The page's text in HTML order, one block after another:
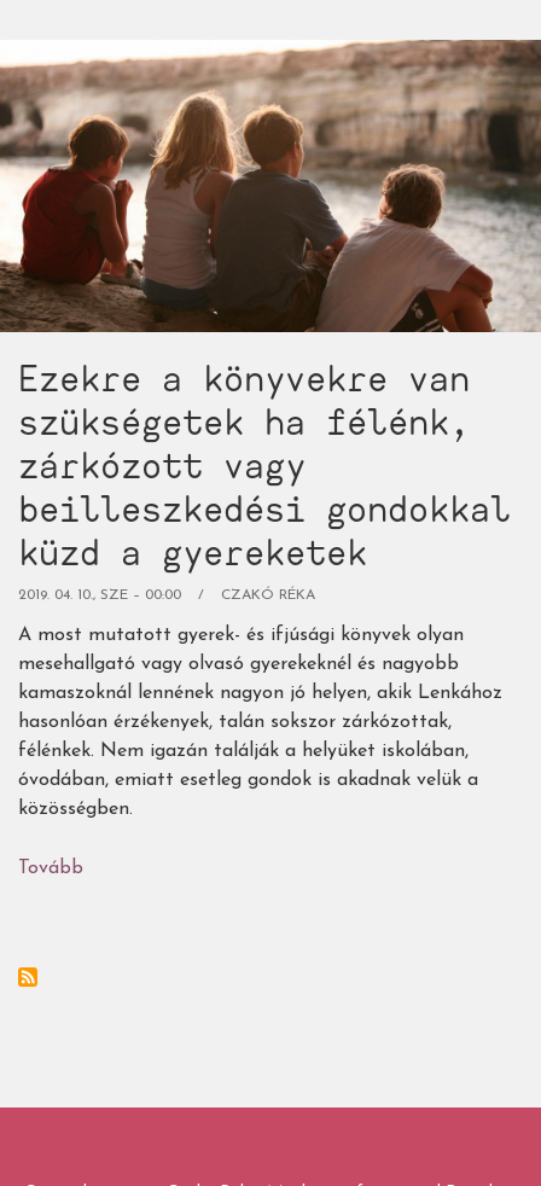
olvasni
fog
a
gyereked!)
Ezekre a könyvekre van
szükségetek ha félénk,
zárkózott vagy
beilleszkedési gondokkal
küzd a gyereketek
2019. 04. 10., SZE – 00:00 CZAKÓ RÉKA
A most mutatott gyerek- és ifjúsági könyvek olyan
mesehallgató vagy olvasó gyerekeknél és nagyobb
kamaszoknál lennének nagyon jó helyen, akik Lenkához
hasonlóan érzékenyek, talán sokszor zárkózottak,
félénkek. Nem igazán találják a helyüket iskolában,
óvodában, emiatt esetleg gondok is akadnak velük a
közösségben.
Tovább